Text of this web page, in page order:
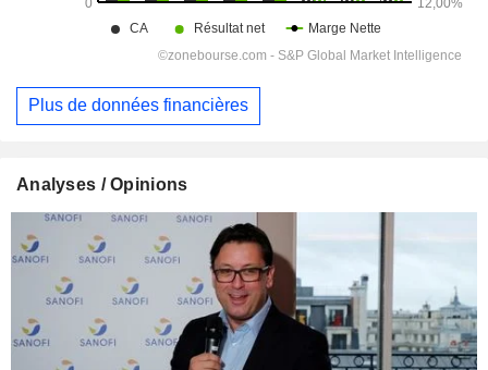
Plus de données financières
Analyses / Opinions